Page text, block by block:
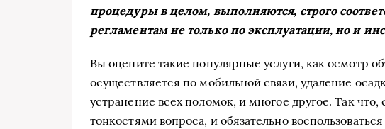
процедуры в целом, выполняются, строго
регламентам не только по эксплуатации, но и
Вы оцените такие популярные услуги, как осмотр
осуществляется по мобильной связи, удаление
устранение всех поломок, и многое другое. Так
тонкостями вопроса, и обязательно